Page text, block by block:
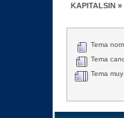
KAPITALSIN »
Tema
Tema
Tema